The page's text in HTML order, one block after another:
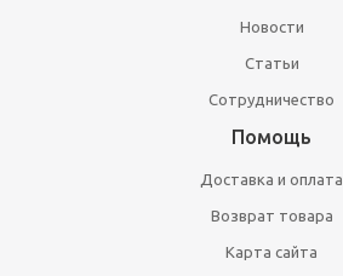
Новости
Статьи
Сотрудничество
Помощь
Доставка и оплата
Возврат товара
Карта сайта